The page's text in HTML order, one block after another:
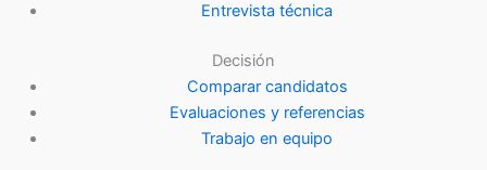
Entrevista técnica
Decisión
Comparar candidatos
Evaluaciones y referencias
Trabajo en equipo